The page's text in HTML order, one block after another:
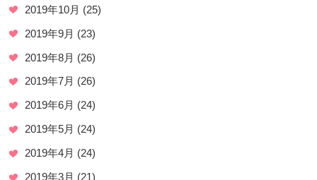
2019年10月 (25)
2019年9月 (23)
2019年8月 (26)
2019年7月 (26)
2019年6月 (24)
2019年5月 (24)
2019年4月 (24)
2019年3月 (21)